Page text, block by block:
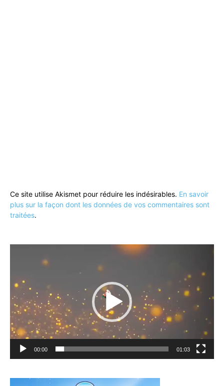
Ce site utilise Akismet pour réduire les indésirables. En savoir
plus sur la façon dont les données de vos commentaires sont
traitées.
00:00 01:03